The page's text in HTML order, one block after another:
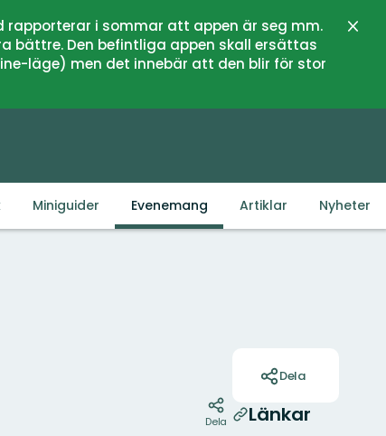
i sommar att appen är seg mm.
bättre. Den befintliga appen skall ersättas
läge) men det innebär att den blir för stor
Miniguider Evenemang Artiklar Nyheter
Dela
Dela
Länkar